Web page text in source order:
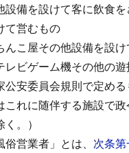
設備を設けて客に飲食
て営むもの
んこ屋その他設備を設
レビゲーム機その他の
公安委員会規則で定め
これに随伴する施設で
。）
営業者」とは、 次条